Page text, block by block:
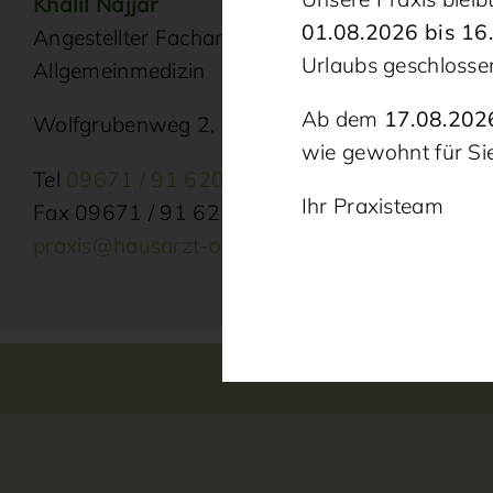
Angestellter Facharzt für
Allgemeinmedizin
Wolfgrubenweg 2, 92526 Oberviechtach
Tel 09671 / 91 620
Fax 09671 / 91 622
praxis@hausarzt-oberviechtach.de
01.08.2026 bis
Urlaubs
Ab dem
wie gewohnt für
Ihr Praxisteam